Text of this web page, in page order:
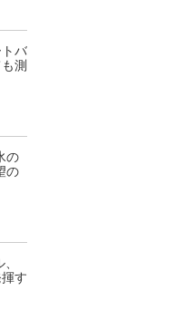
バ
測
の
の
す